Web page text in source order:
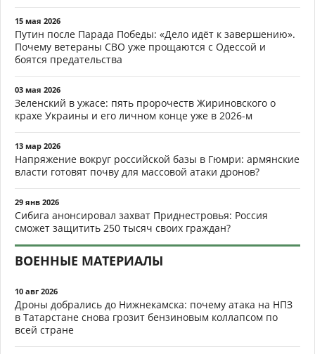
15 мая 2026
Путин после Парада Победы: «Дело идёт к завершению».
Почему ветераны СВО уже прощаются с Одессой и
боятся предательства
03 мая 2026
Зеленский в ужасе: пять пророчеств Жириновского о
крахе Украины и его личном конце уже в 2026-м
13 мар 2026
Напряжение вокруг российской базы в Гюмри: армянские
власти готовят почву для массовой атаки дронов?
29 янв 2026
Сибига анонсировал захват Приднестровья: Россия
сможет защитить 250 тысяч своих граждан?
ВОЕННЫЕ МАТЕРИАЛЫ
10 авг 2026
Дроны добрались до Нижнекамска: почему атака на НПЗ
в Татарстане снова грозит бензиновым коллапсом по
всей стране